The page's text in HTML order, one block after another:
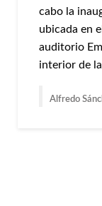
cabo la
ubicada en
auditorio
interior de
Alfredo